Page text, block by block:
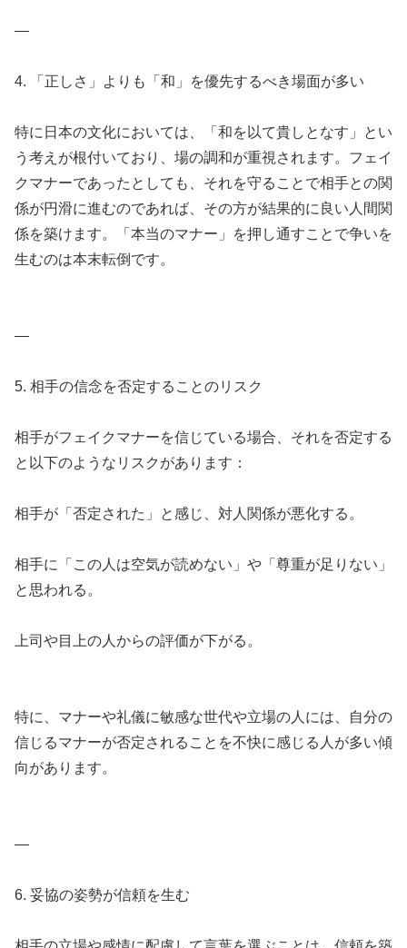
—
4. 「正しさ」よりも「和」を優先するべき場面が多い
特に日本の文化においては、「和を以て貴しとなす」とい
う考えが根付いており、場の調和が重視されます。フェイ
クマナーであったとしても、それを守ることで相手との関
係が円滑に進むのであれば、その方が結果的に良い人間関
係を築けます。「本当のマナー」を押し通すことで争いを
生むのは本末転倒です。
—
5. 相手の信念を否定することのリスク
相手がフェイクマナーを信じている場合、それを否定する
と以下のようなリスクがあります：
相手が「否定された」と感じ、対人関係が悪化する。
相手に「この人は空気が読めない」や「尊重が足りない」
と思われる。
上司や目上の人からの評価が下がる。
特に、マナーや礼儀に敏感な世代や立場の人には、自分の
信じるマナーが否定されることを不快に感じる人が多い傾
向があります。
—
6. 妥協の姿勢が信頼を生む